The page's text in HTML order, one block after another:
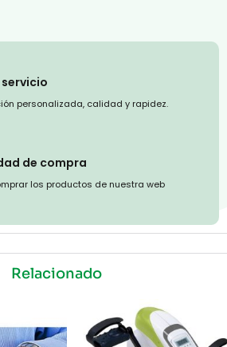
servicio
personalizada, calidad y rapidez.
de compra
los productos de nuestra web
Relacionado